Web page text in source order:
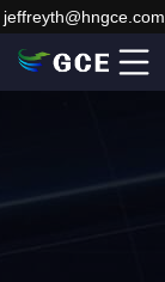
jeffreyth@hngce.com